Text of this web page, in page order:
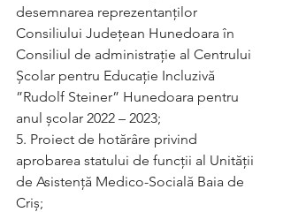
desemnarea reprezentanților
Consiliului Judeţean Hunedoara în
Consiliul de administrație al Centrului
Școlar pentru Educație Incluzivă
”Rudolf Steiner” Hunedoara pentru
anul şcolar 2022 – 2023;
5. Proiect de hotărâre privind
aprobarea statului de funcții al Unității
de Asistență Medico-Socială Baia de
Criș;